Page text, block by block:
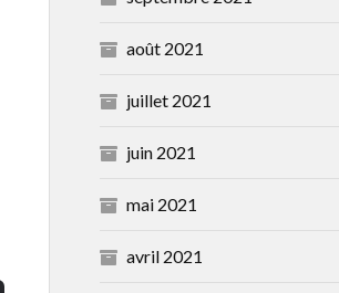
août 2021
juillet 2021
juin 2021
mai 2021
avril 2021